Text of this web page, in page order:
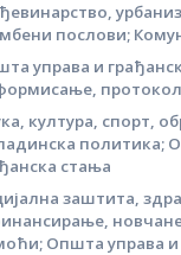
послови;
управа и
протокол
култура, спорт,
политика;
стања
заштита,
Општа управа и